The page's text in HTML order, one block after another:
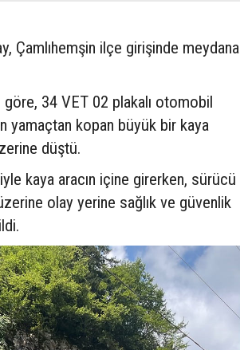
Çamlıhemşin ilçe girişinde meydana
34 VET 02 plakalı otomobil
yamaçtan kopan büyük bir kaya
düştü.
kaya aracın içine girerken, sürücü
olay yerine sağlık ve güvenlik